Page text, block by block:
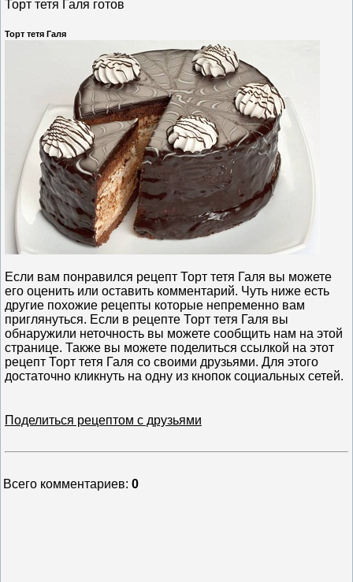
Торт тетя Галя готов
Торт тетя Галя
Если вам понравился рецепт Торт тетя Галя вы можете
его оценить или оставить комментарий. Чуть ниже есть
другие похожие рецепты которые непременно вам
приглянуться. Если в рецепте Торт тетя Галя вы
обнаружили неточность вы можете сообщить нам на этой
странице. Также вы можете поделиться ссылкой на этот
рецепт Торт тетя Галя со своими друзьями. Для этого
достаточно кликнуть на одну из кнопок социальных сетей.
Поделиться рецептом с друзьями
Всего комментариев: 0